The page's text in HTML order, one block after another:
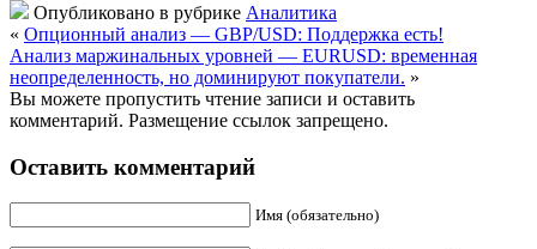
Опубликовано в рубрике Аналитика
« Опционный анализ — GBP/USD: Поддержка есть!
Анализ маржинальных уровней — EURUSD: временная
неопределенность, но доминируют покупатели. »
Вы можете пропустить чтение записи и оставить
комментарий. Размещение ссылок запрещено.
Оставить комментарий
Имя (обязательно)